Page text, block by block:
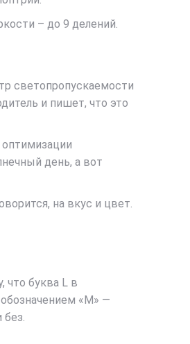
– до 9 делений.
светопропускаемости
и пишет, что это
день, а вот
на вкус и цвет.
что буква L в
«М» —